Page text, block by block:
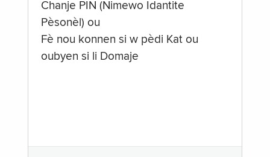
Chanje PIN (Nimewo Idantite
Pèsonèl) ou
Fè nou konnen si w pèdi Kat ou
oubyen si li Domaje